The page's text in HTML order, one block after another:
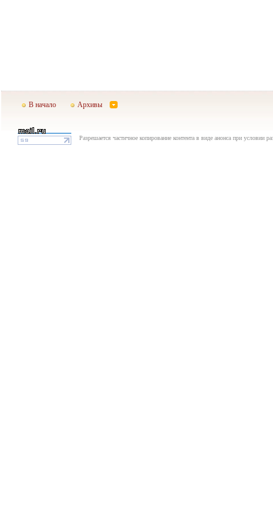
В начало Архивы
Разрешается частичное копирование контента в виде анонса при условии